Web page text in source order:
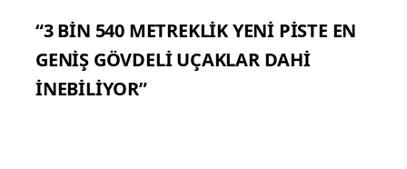
“3 BİN 540 METREKLİK YENİ PİSTE EN
GENİŞ GÖVDELİ UÇAKLAR DAHİ
İNEBİLİYOR”